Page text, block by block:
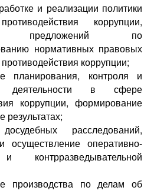
и реализации политики
коррупции,
предложений по
нормативных правовых
коррупции;
планирования, контроля и
деятельности в сфере
коррупции, формирование
результатах;
расследований,
осуществление оперативно-
контрразведывательной
производства по делам об